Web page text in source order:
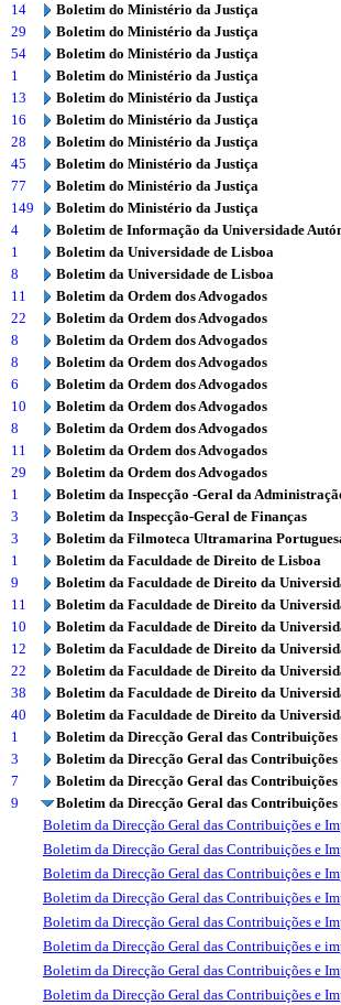
14
Boletim do Ministério da Justiça
29
Boletim do Ministério da Justiça
54
Boletim do Ministério da Justiça
1
Boletim do Ministério da Justiça
13
Boletim do Ministério da Justiça
16
Boletim do Ministério da Justiça
28
Boletim do Ministério da Justiça
45
Boletim do Ministério da Justiça
77
Boletim do Ministério da Justiça
149
Boletim do Ministério da Justiça
4
Boletim de Informação da Universidade
1
Boletim da Universidade de Lisboa
8
Boletim da Universidade de Lisboa
11
Boletim da Ordem dos Advogados
22
Boletim da Ordem dos Advogados
8
Boletim da Ordem dos Advogados
8
Boletim da Ordem dos Advogados
6
Boletim da Ordem dos Advogados
10
Boletim da Ordem dos Advogados
8
Boletim da Ordem dos Advogados
11
Boletim da Ordem dos Advogados
29
Boletim da Ordem dos Advogados
1
Boletim da Inspecção -Geral da
3
Boletim da Inspecção-Geral de Finanças
3
Boletim da Filmoteca Ultramarina
1
Boletim da Faculdade de Direito de Lisboa
9
Boletim da Faculdade de Direito da
11
Boletim da Faculdade de Direito da
10
Boletim da Faculdade de Direito da
12
Boletim da Faculdade de Direito da
22
Boletim da Faculdade de Direito da
38
Boletim da Faculdade de Direito da
40
Boletim da Faculdade de Direito da
1
Boletim da Direcção Geral das Contribuições
3
Boletim da Direcção Geral das Contribuições
7
Boletim da Direcção Geral das Contribuições
9
Boletim da Direcção Geral das Contribuições
Boletim da Direcção Geral das Contribuições e
Boletim da Direcção Geral das Contribuições e
Boletim da Direcção Geral das Contribuições e
Boletim da Direcção Geral das Contribuições e
Boletim da Direcção Geral das Contribuições e
Boletim da Direcção Geral das Contribuições e
Boletim da Direcção Geral das Contribuições e
Boletim da Direcção Geral das Contribuições e